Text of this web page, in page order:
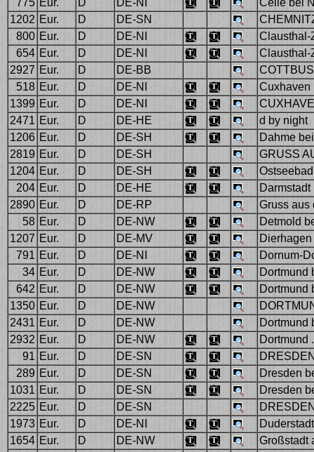
775 Eur. D DE-NI
Celle bei
1202 Eur. D DE-SN
800 Eur. D DE-NI
Clausthal-
654 Eur. D DE-NI
Clausthal-
2927 Eur. D DE-BB
518 Eur. D DE-NI
Cuxhaven
1399 Eur. D DE-NI
2471 Eur. D DE-HE
d by night
1206 Eur. D DE-SH
Dahme
2819 Eur. D DE-SH
GRUSS
1204 Eur. D DE-SH
204 Eur. D DE-HE
2890 Eur. D DE-RP
Gruss aus
58 Eur. D DE-NW
Detmold
1207 Eur. D DE-MV
791 Eur. D DE-NI
Dornum-
34 Eur. D DE-NW
Dortmund
642 Eur. D DE-NW
Dortmund
1350 Eur. D DE-NW
2431 Eur. D DE-NW
Dortmund
2932 Eur. D DE-NW
Dortmund
91 Eur. D DE-SN
289 Eur. D DE-SN
Dresden
1031 Eur. D DE-SN
Dresden
2225 Eur. D DE-SN
1973 Eur. D DE-NI
1654 Eur. D DE-NW
Großstadt